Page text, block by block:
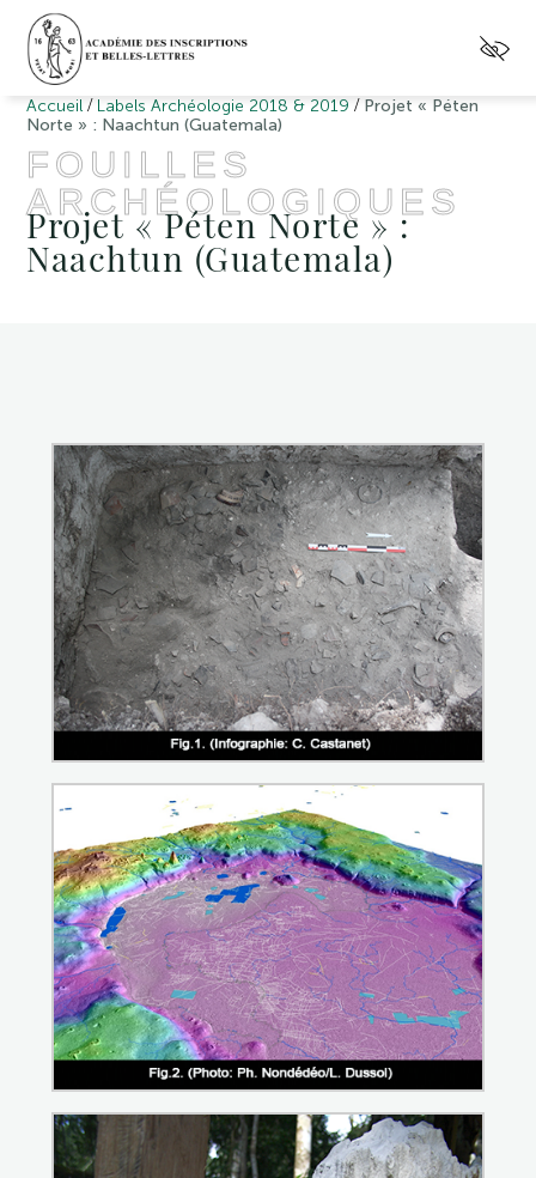
Accueil / Labels Archéologie 2018 & 2019 / Projet « Péten
Norte » : Naachtun (Guatemala)
FOUILLES
ARCHÉOLOGIQUES
Projet « Péten Norte » :
Naachtun (Guatemala)